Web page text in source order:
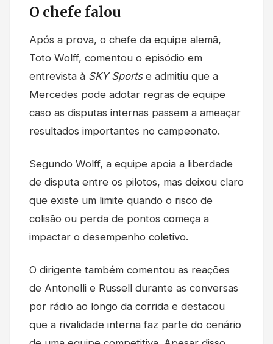
O chefe falou
Após a prova, o chefe da equipe alemã,
Toto Wolff, comentou o episódio em
entrevista à SKY Sportse admitiu que a
Mercedes pode adotar regras de equipe
caso as disputas internas passem a ameaçar
resultados importantes no campeonato.
Segundo Wolff, a equipe apoia a liberdade
de disputa entre os pilotos, mas deixou claro
que existe um limite quando o risco de
colisão ou perda de pontos começa a
impactar o desempenho coletivo.
O dirigente também comentou as reações
de Antonelli e Russell durante as conversas
por rádio ao longo da corrida e destacou
que a rivalidade interna faz parte do cenário